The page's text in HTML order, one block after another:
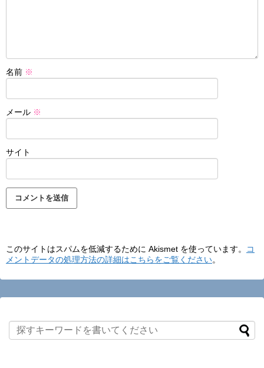
名前 ※
メール ※
サイト
このサイトはスパムを低減するために Akismet を使っています。
コ
メントデータの処理方法の詳細はこちらをご覧ください。